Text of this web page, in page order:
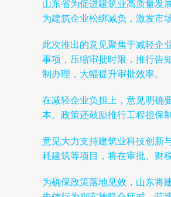
山东省为促进建筑业高质量发
为建筑企业松绑减负，激发市
此次推出的意见聚焦于减轻企
事项，压缩审批时限，推行告
制办理，大幅提升审批效率。
在减轻企业负担上，意见明确
本。政策还鼓励推行工程担保
意见大力支持建筑业科技创新
耗建筑等项目，将在审批、财
为确保政策落地见效，山东将